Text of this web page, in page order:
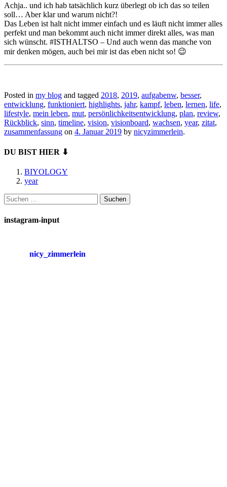
Achja.. und ich hab tatsächlich kurz überlegt ob ich das so teilen
soll… Aber klar und warum nicht?!
Das Leben ist halt nicht immer einfach und es läuft nicht immer alles
perfekt und man bekommt auch nicht immer direkt alles, was man
sich wünscht. #ISTHALTSO – Und auch wenn das manche von
mir denken mögen, auch bei mir ist das eben nicht so! 😉
Posted in my blog and tagged 2018, 2019, aufgabenw, besser,
entwicklung, funktioniert, highlights, jahr, kampf, leben, lernen, life,
lifestyle, mein leben, mut, persönlichkeitsentwicklung, plan, review,
Rückblick, sinn, timeline, vision, visionboard, wachsen, year, zitat,
zusammenfassung on 4. Januar 2019 by nicyzimmerlein.
DU BIST HIER ⬇
BIYOLOGY
year
Suchen
nach:
instagram-input
nicy_zimmerlein